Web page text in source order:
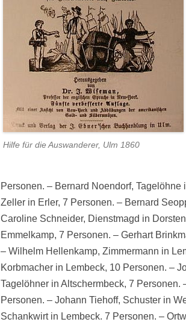
Hilfe für die Auswanderer, Ulm 1860
Personen. – Bernard Noendorf,
Zeller in Erler, 7 Personen. – Bernard
Caroline Schneider, Dienstmagd in
Emmelkamp, 7 Personen. – Gerhart
– Wilhelm Hellenkamp, Zimmermann in
Korbmacher in Lembeck, 10 Personen. –
Tagelöhner in Altschermbeck, 7
Personen. – Johann Tiehoff, Schuster in
Schankwirt in Lembeck. 7 Personen. –